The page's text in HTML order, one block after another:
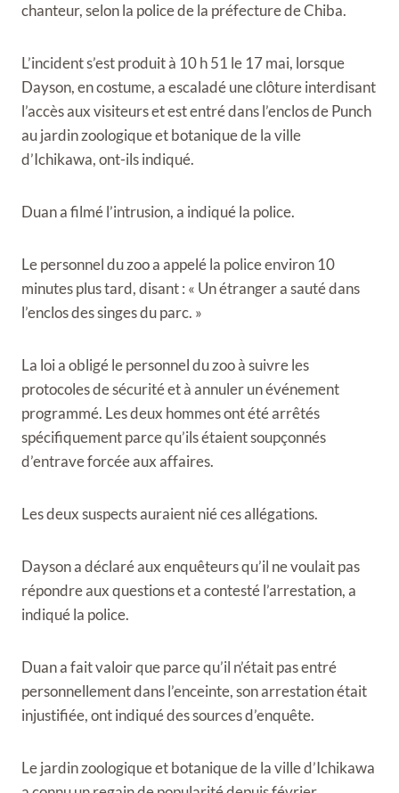
chanteur, selon la police de la préfecture de Chiba.
L’incident s’est produit à 10 h 51 le 17 mai, lorsque
Dayson, en costume, a escaladé une clôture interdisant
l’accès aux visiteurs et est entré dans l’enclos de Punch
au jardin zoologique et botanique de la ville
d’Ichikawa, ont-ils indiqué.
Duan a filmé l’intrusion, a indiqué la police.
Le personnel du zoo a appelé la police environ 10
minutes plus tard, disant : « Un étranger a sauté dans
l’enclos des singes du parc. »
La loi a obligé le personnel du zoo à suivre les
protocoles de sécurité et à annuler un événement
programmé. Les deux hommes ont été arrêtés
spécifiquement parce qu’ils étaient soupçonnés
d’entrave forcée aux affaires.
Les deux suspects auraient nié ces allégations.
Dayson a déclaré aux enquêteurs qu’il ne voulait pas
répondre aux questions et a contesté l’arrestation, a
indiqué la police.
Duan a fait valoir que parce qu’il n’était pas entré
personnellement dans l’enceinte, son arrestation était
injustifiée, ont indiqué des sources d’enquête.
Le jardin zoologique et botanique de la ville d’Ichikawa